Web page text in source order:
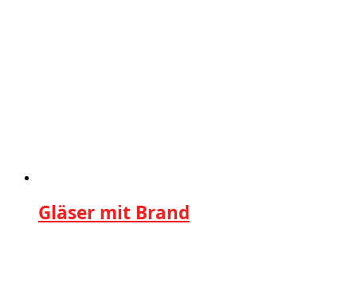
Gläser mit Brand